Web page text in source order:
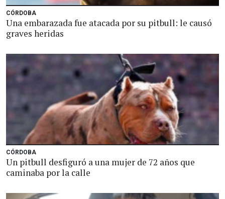
CÓRDOBA
Una embarazada fue atacada por su pitbull: le causó
graves heridas
CÓRDOBA
Un pitbull desfiguró a una mujer de 72 años que
caminaba por la calle